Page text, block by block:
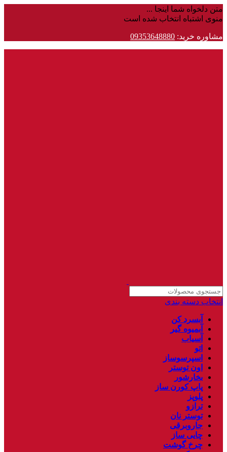
متن دلخواه شما اینجا ...
منوی اشتباه انتخاب شده است
مشاوره خرید: 09353648880
انتخاب دسته بندی
آبسرد کن
آبمیوه گیر
آسیاب
اتو
اسپرسوساز
اون توستر
بخارشور
پاپ کورن ساز
پلوپز
ترازو
توستر نان
جاروبرقی
چایی ساز
چرخ گوشت